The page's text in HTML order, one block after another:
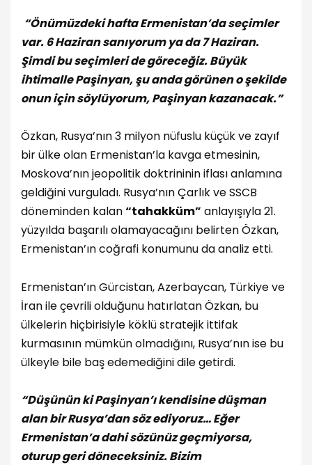
“Önümüzdeki hafta Ermenistan’da seçimler
var. 6 Haziran sanıyorum ya da 7 Haziran.
Şimdi bu seçimleri de göreceğiz. Büyük
ihtimalle Paşinyan, şu anda görünen o şekilde
onun için söylüyorum, Paşinyan kazanacak.”
Özkan, Rusya’nın 3 milyon nüfuslu küçük ve zayıf
bir ülke olan Ermenistan’la kavga etmesinin,
Moskova’nın jeopolitik doktrininin iflası anlamına
geldiğini vurguladı. Rusya’nın Çarlık ve SSCB
döneminden kalan“tahakküm” anlayışıyla 21.
yüzyılda başarılı olamayacağını belirten Özkan,
Ermenistan’ın coğrafi konumunu da analiz etti.
Ermenistan’ın Gürcistan, Azerbaycan, Türkiye ve
İran ile çevrili olduğunu hatırlatan Özkan, bu
ülkelerin hiçbirisiyle köklü stratejik ittifak
kurmasının mümkün olmadığını, Rusya’nın ise bu
ülkeyle bile baş edemediğini dile getirdi.
“Düşünün ki Paşinyan’ı kendisine düşman
alan bir Rusya’dan söz ediyoruz… Eğer
Ermenistan’a dahi sözünüz geçmiyorsa,
oturup geri döneceksiniz. Bizim